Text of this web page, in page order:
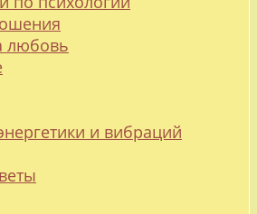
любовь
и вибраций